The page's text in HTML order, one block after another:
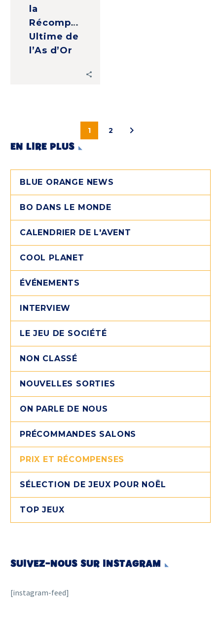
la
Récompense
Ultime de
l’As d’Or
1 2
EN LIRE PLUS
BLUE ORANGE NEWS
BO DANS LE MONDE
CALENDRIER DE L'AVENT
COOL PLANET
ÉVÉNEMENTS
INTERVIEW
LE JEU DE SOCIÉTÉ
NON CLASSÉ
NOUVELLES SORTIES
ON PARLE DE NOUS
PRÉCOMMANDES SALONS
PRIX ET RÉCOMPENSES
SÉLECTION DE JEUX POUR NOËL
TOP JEUX
SUIVEZ-NOUS SUR INSTAGRAM
[instagram-feed]